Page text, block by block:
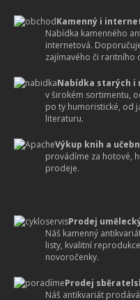
Kamenný i
Nabídka kamenného
internetová.
zajímavého či raritního
Nabídka starých i
v širokém sortimentu,
po ty humoristické, od
literaturu.
Výkup knih a
provádíme za hotové,
prodeje.
Prodej
Náš kamenný
listy, kvalitní
novoročenky.
Prodej
Náš antikvariát